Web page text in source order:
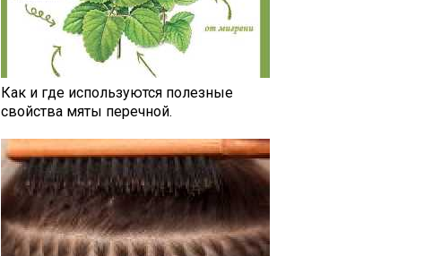
Как и где используются полезные
свойства мяты перечной.